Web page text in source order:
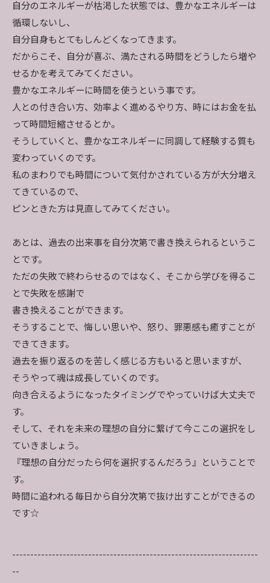
自分のエネルギーが枯渇した状態では、豊かなエネルギーは
循環しないし、
自分自身もとてもしんどくなってきます。
だからこそ、自分が喜ぶ、満たされる時間をどうしたら増や
せるかを考えてみてください。
豊かなエネルギーに時間を使うという事です。
人との付き合い方、効率よく進めるやり方、時にはお金を払
って時間短縮させるとか。
そうしていくと、豊かなエネルギーに同調して経験する質も
変わっていくのです。
私のまわりでも時間について気付かされている方が大分増え
てきているので、
ピンときた方は見直してみてください。
あとは、過去の出来事を自分次第で書き換えられるというこ
とです。
ただの失敗で終わらせるのではなく、そこから学びを得るこ
とで失敗を感謝で
書き換えることができます。
そうすることで、悔しい思いや、怒り、罪悪感も癒すことが
できてきます。
過去を振り返るのを苦しく感じる方もいると思いますが、
そうやって魂は成長していくのです。
向き合えるようになったタイミングでやっていけば大丈夫で
す。
そして、それを未来の理想の自分に繋げて今ここの選択をし
ていきましょう。
『理想の自分だったら何を選択するんだろう』ということで
す。
時間に追われる毎日から自分次第で抜け出すことができるの
です☆
--------------------------------------------------------------------
--